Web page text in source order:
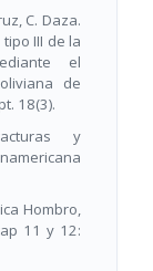
C. Daza.
III de la
el
de
18(3).
y
Hombro,
11 y 12: